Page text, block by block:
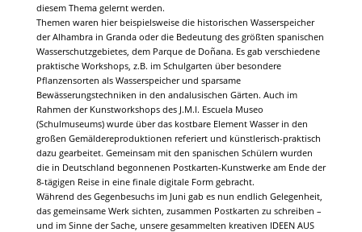
diesem Thema gelernt werden.
Themen waren hier beispielsweise die historischen Wasserspeicher
der Alhambra in Granda oder die Bedeutung des größten spanischen
Wasserschutzgebietes, dem Parque de Doñana. Es gab verschiedene
praktische Workshops, z.B. im Schulgarten über besondere
Pflanzensorten als Wasserspeicher und sparsame
Bewässerungstechniken in den andalusischen Gärten. Auch im
Rahmen der Kunstworkshops des J.M.I. Escuela Museo
(Schulmuseums) wurde über das kostbare Element Wasser in den
großen Gemäldereproduktionen referiert und künstlerisch-praktisch
dazu gearbeitet. Gemeinsam mit den spanischen Schülern wurden
die in Deutschland begonnenen Postkarten-Kunstwerke am Ende der
8-tägigen Reise in eine finale digitale Form gebracht.
Während des Gegenbesuchs im Juni gab es nun endlich Gelegenheit,
das gemeinsame Werk sichten, zusammen Postkarten zu schreiben –
und im Sinne der Sache, unsere gesammelten kreativen IDEEN AUS